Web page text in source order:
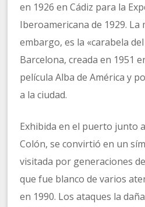
en 1926 en Cádiz para la
Iberoamericana de 1929. La
embargo, es la «carabela
Barcelona, creada en 1951
película Alba de América y
a la ciudad.
Exhibida en el puerto junto
Colón, se convirtió en un
visitada por generaciones
que fue blanco de varios
en 1990. Los ataques la